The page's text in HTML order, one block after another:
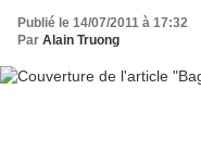
Publié le 14/07/2011 à 17:32
Par Alain Truong